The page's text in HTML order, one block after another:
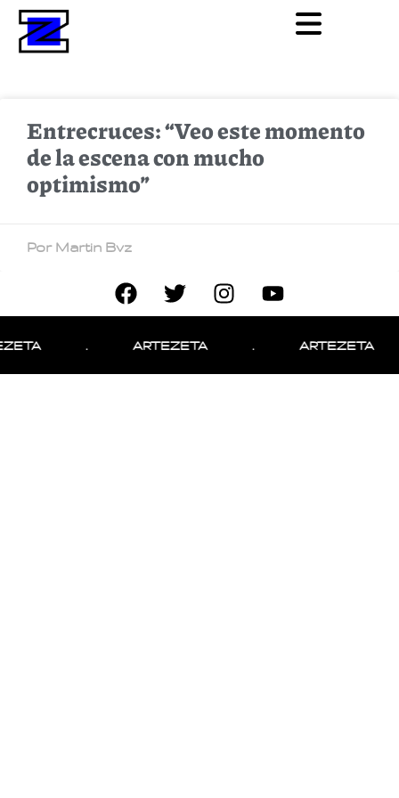
Entrecruces: “Veo este momento
de la escena con mucho
optimismo”
Por Martin Bvz
ARTEZETA ARTEZETA